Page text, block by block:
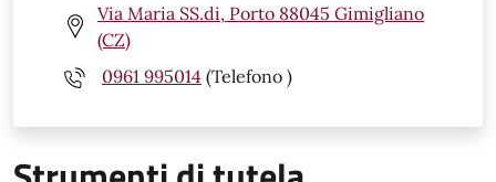
Via Maria SS.di, Porto 88045 Gimigliano
(CZ)
0961 995014 (Telefono )